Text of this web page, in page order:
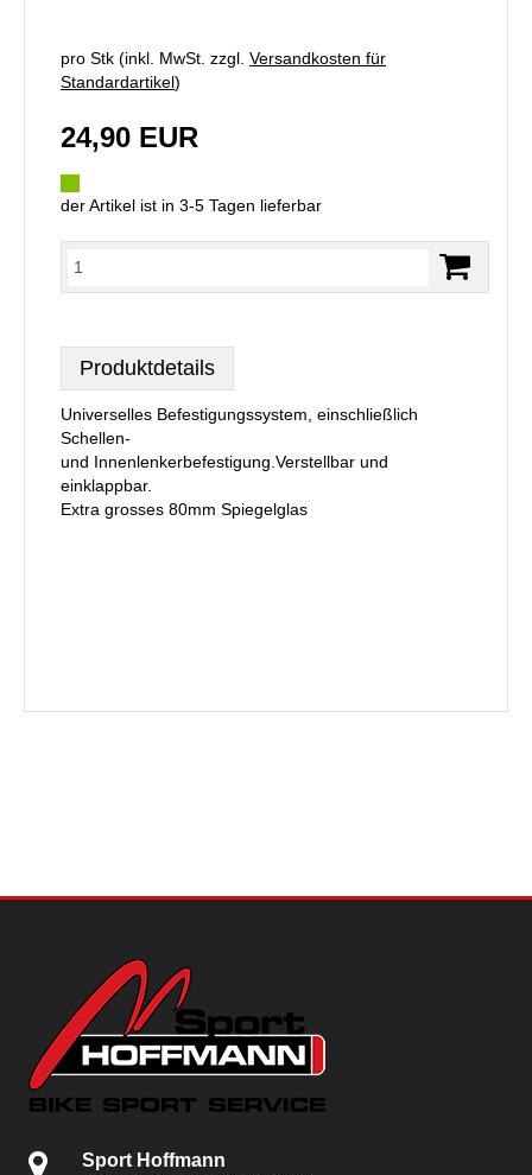
pro Stk (inkl. MwSt. zzgl. Versandkosten für
Standardartikel)
24,90 EUR
der Artikel ist in 3-5 Tagen lieferbar
Produktdetails
Universelles Befestigungssystem, einschließlich
Schellen-
und Innenlenkerbefestigung.Verstellbar und
einklappbar.
Extra grosses 80mm Spiegelglas
Sport Hoffmann